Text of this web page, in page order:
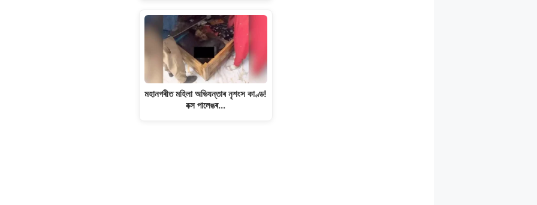
মহানগৰীত মহিলা অভিযন্তাৰ নৃশংস কাণ্ড!
বক্স পালেঙৰ…